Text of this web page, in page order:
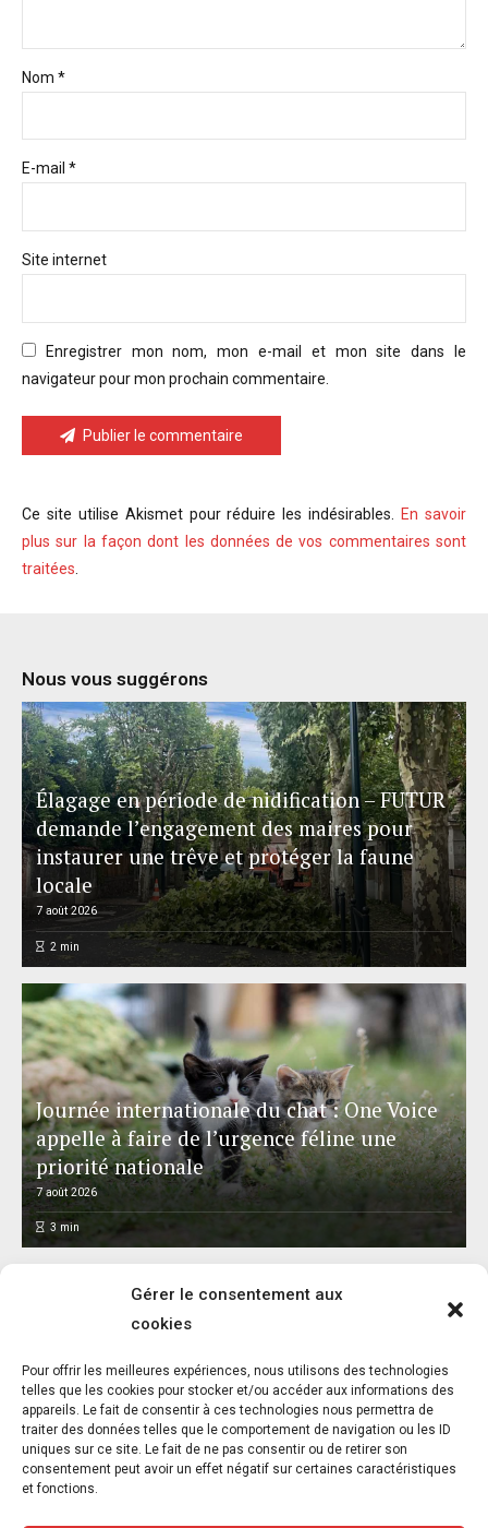
Gérer le consentement aux
cookies
Pour offrir les meilleures expériences, nous utilisons des technologies
telles que les cookies pour stocker et/ou accéder aux informations des
appareils. Le fait de consentir à ces technologies nous permettra de
traiter des données telles que le comportement de navigation ou les ID
uniques sur ce site. Le fait de ne pas consentir ou de retirer son
consentement peut avoir un effet négatif sur certaines caractéristiques
et fonctions.
Nom *
E-mail *
Site internet
Enregistrer mon nom, mon e-mail et mon site dans le
navigateur pour mon prochain commentaire.
Publier le commentaire
Ce site utilise Akismet pour réduire les indésirables.
En savoir
plus sur la façon dont les données de vos commentaires sont
traitées
Nous vous suggérons
Élagage en période de nidification – FUTUR
demande l’engagement des maires pour
instaurer une trêve et protéger la faune
locale
7 août 2026
2 min
Journée internationale du chat : One Voice
appelle à faire de l’urgence féline une
priorité nationale
7 août 2026
3 min
L’association FUTUR dénonce le recours à
des « tirs sanitaires » sur des animaux
sauvages déjà victimes de l’incendie
d’Achères-la-Forêt
7 août 2026